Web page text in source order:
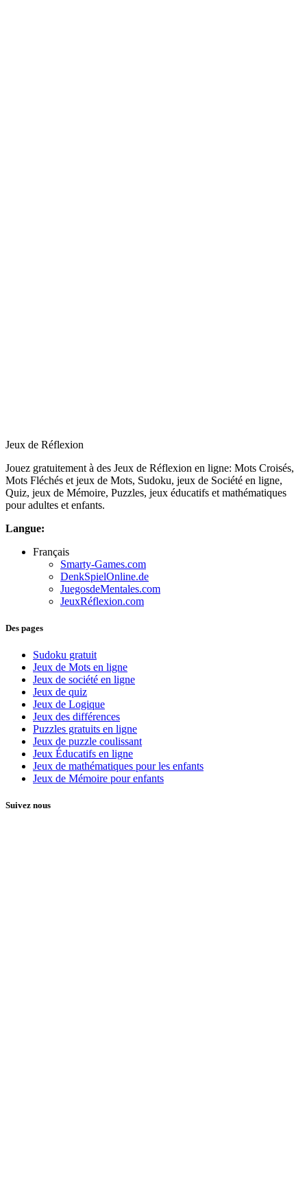
Jeux de Réflexion
Jouez gratuitement à des Jeux de Réflexion en ligne: Mots Croisés,
Mots Fléchés et jeux de Mots, Sudoku, jeux de Société en ligne,
Quiz, jeux de Mémoire, Puzzles, jeux éducatifs et mathématiques
pour adultes et enfants.
Langue:
Français
Smarty-Games.com
DenkSpielOnline.de
JuegosdeMentales.com
JeuxRéflexion.com
Des pages
Sudoku gratuit
Jeux de Mots en ligne
Jeux de société en ligne
Jeux de quiz
Jeux de Logique
Jeux des différences
Puzzles gratuits en ligne
Jeux de puzzle coulissant
Jeux Éducatifs en ligne
Jeux de mathématiques pour les enfants
Jeux de Mémoire pour enfants
Suivez nous